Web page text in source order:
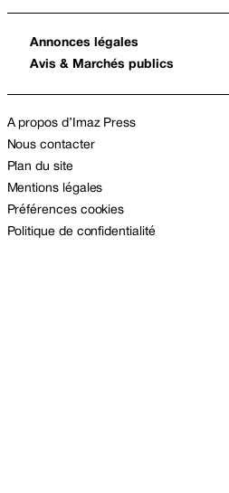
Annonces légales
Avis & Marchés publics
A propos d’Imaz Press
Nous contacter
Plan du site
Mentions légales
Préférences cookies
Politique de confidentialité